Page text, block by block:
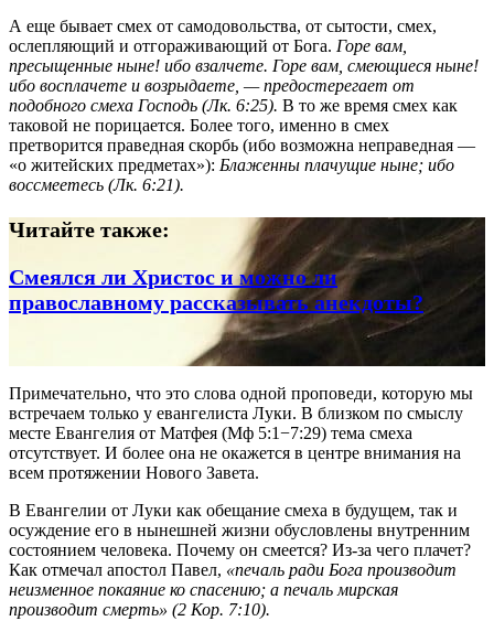
А еще бывает смех от самодовольства, от сытости, смех,
ослепляющий и отгораживающий от Бога. Горе вам,
пресыщенные ныне! ибо взалчете. Горе вам, смеющиеся ныне!
ибо восплачете и возрыдаете, — предостерегает от
подобного смеха Господь (Лк. 6:25). В то же время смех как
таковой не порицается. Более того, именно в смех
претворится праведная скорбь (ибо возможна неправедная —
«о житейских предметах»): Блаженны плачущие ныне; ибо
воссмеетесь (Лк. 6:21).
Читайте также:
Смеялся ли Христос и можно ли
православному рассказывать анекдоты?
Примечательно, что это слова одной проповеди, которую мы
встречаем только у евангелиста Луки. В близком по смыслу
месте Евангелия от Матфея (Мф 5:1−7:29) тема смеха
отсутствует. И более она не окажется в центре внимания на
всем протяжении Нового Завета.
В Евангелии от Луки как обещание смеха в будущем, так и
осуждение его в нынешней жизни обусловлены внутренним
состоянием человека. Почему он смеется? Из-за чего плачет?
Как отмечал апостол Павел, «печаль ради Бога производит
неизменное покаяние ко спасению; а печаль мирская
производит смерть» (2 Кор. 7:10).